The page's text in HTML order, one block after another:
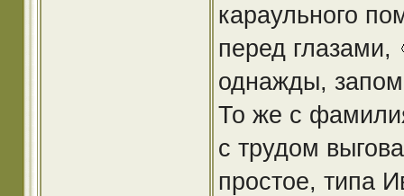
караульного
перед глазами,
однажды,
То же с
с трудом
простое, типа